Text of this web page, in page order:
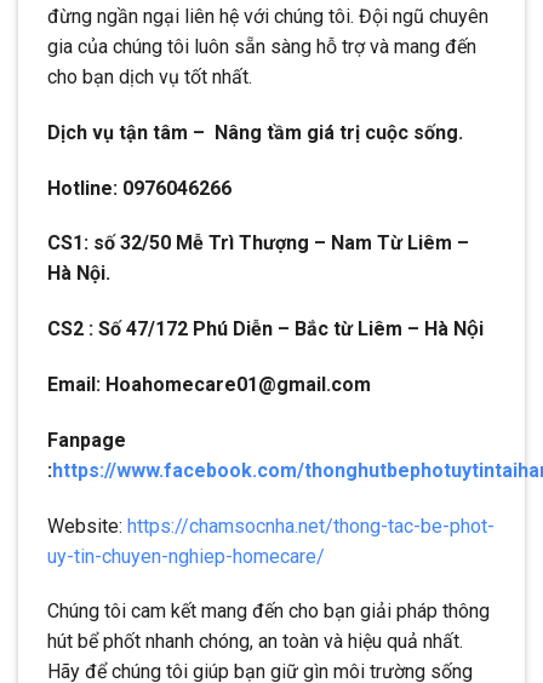
đừng ngần ngại liên hệ với chúng tôi. Đội ngũ chuyên
gia của chúng tôi luôn sẵn sàng hỗ trợ và mang đến
cho bạn dịch vụ tốt nhất.
Dịch vụ tận tâm – Nâng tầm giá trị cuộc sống.
Hotline: 0976046266
CS1: số 32/50 Mễ Trì Thượng – Nam Từ Liêm –
Hà Nội.
CS2 : Số 47/172 Phú Diễn – Bắc từ Liêm – Hà Nội
Email: Hoahomecare01@gmail.com
Fanpage
:https://www.facebook.com/
Website: https://chamsocnha.net/thong-tac-be-phot-
uy-tin-chuyen-nghiep-homecare/
Chúng tôi cam kết mang đến cho bạn giải pháp thông
hút bể phốt nhanh chóng, an toàn và hiệu quả nhất.
Hãy để chúng tôi giúp bạn giữ gìn môi trường sống